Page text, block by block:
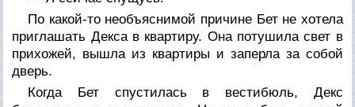
По какой-то необъяснимой причине Бет не хотела
приглашать Декса в квартиру. Она потушила свет в
прихожей, вышла из квартиры и заперла за собой
дверь.
Когда Бет спустилась в вестибюль, Декс